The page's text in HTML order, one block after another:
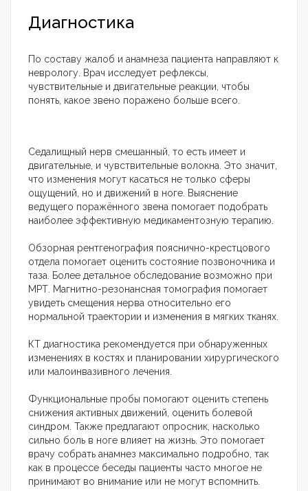
Диагностика
По составу жалоб и анамнеза пациента направляют к
неврологу. Врач исследует рефлексы,
чувствительные и двигательные реакции, чтобы
понять, какое звено поражено больше всего.
Седалищный нерв смешанный, то есть имеет и
двигательные, и чувствительные волокна. Это значит,
что изменения могут касаться не только сферы
ощущений, но и движений в ноге. Выяснение
ведущего поражённого звена помогает подобрать
наиболее эффективную медикаментозную терапию.
Обзорная рентгенография пояснично-крестцового
отдела помогает оценить состояние позвоночника и
таза. Более детальное обследование возможно при
МРТ. Магнитно-резонансная томография помогает
увидеть смещения нерва относительно его
нормальной траектории и изменения в мягких тканях.
КТ диагностика рекомендуется при обнаруженных
изменениях в костях и планировании хирургического
или малоинвазивного лечения.
Функциональные пробы помогают оценить степень
снижения активных движений, оценить болевой
синдром. Также предлагают опросник, насколько
сильно боль в ноге влияет на жизнь. Это помогает
врачу собрать анамнез максимально подробно, так
как в процессе беседы пациенты часто многое не
принимают во внимание или не могут вспомнить.